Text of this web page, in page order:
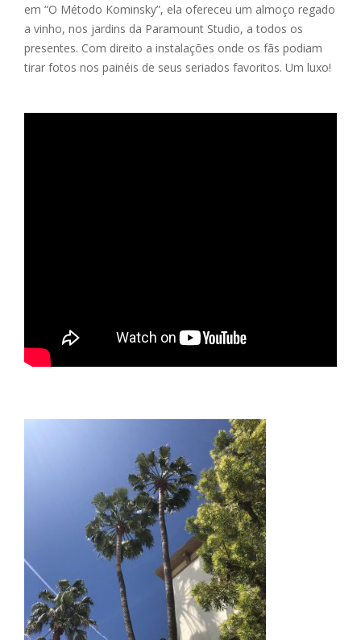
em “O Método Kominsky”, ela ofereceu um almoço regado
a vinho, nos jardins da Paramount Studio, a todos os
presentes. Com direito a instalações onde os fãs podiam
tirar fotos nos painéis de seus seriados favoritos. Um luxo!